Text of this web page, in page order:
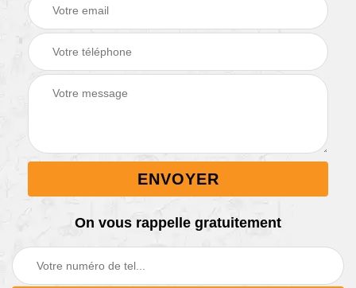
On vous rappelle gratuitement